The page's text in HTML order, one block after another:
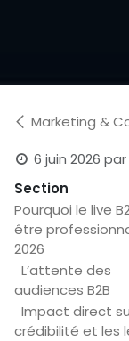
Marketing &
6 juin 2026 par
Section
Pourquoi le live
être
2026
L’attente des
audiences B2B
Impact direct
crédibilité et les